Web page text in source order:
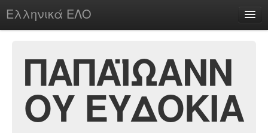
Ελληνικά ΕΛΟ
chesstu.be @ discord
Login
ΠΑΠΑΪΩΑΝΝ
ΟΥ ΕΥΔΟΚΙΑ